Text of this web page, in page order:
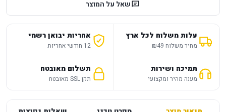
שאל על המוצר
עלות משלוח לכל ארץ
מחיר משלוח ₪49
אחריות יבואן רשמי
12 חודשי אחריות
תמיכה ושירות
מענה מהיר ומקצועי
תשלום מאובטח
תקן SSL מאובטח